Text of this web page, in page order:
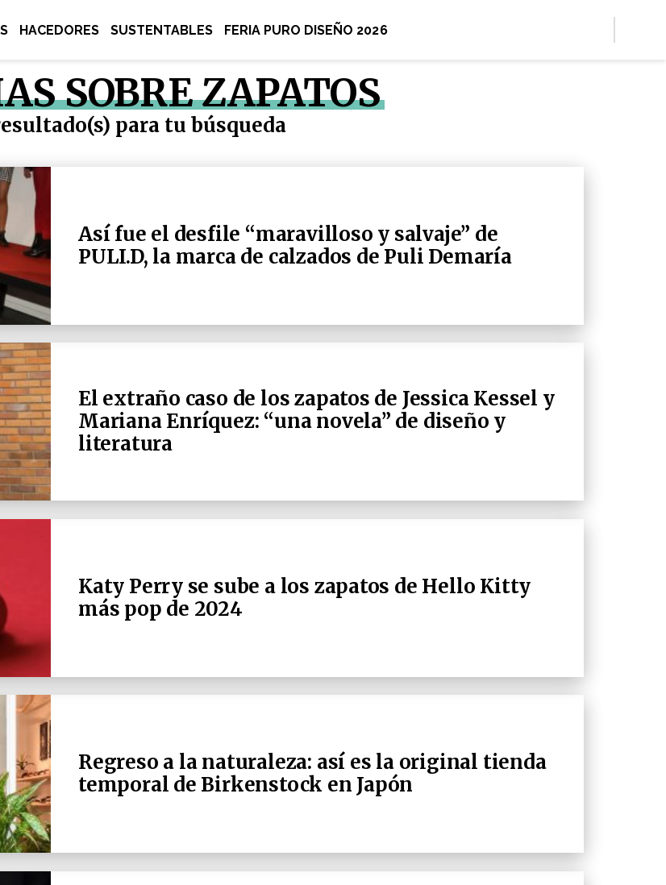
HACEDORES SUSTENTABLES FERIA PURO DISEÑO 2026
SOBRE ZAPATOS
para tu búsqueda
Así fue el desfile “maravilloso y salvaje” de
PULI.D, la marca de calzados de Puli Demaría
El extraño caso de los zapatos de Jessica Kessel y
Mariana Enríquez: “una novela” de diseño y
literatura
Katy Perry se sube a los zapatos de Hello Kitty
más pop de 2024
Regreso a la naturaleza: así es la original tienda
temporal de Birkenstock en Japón